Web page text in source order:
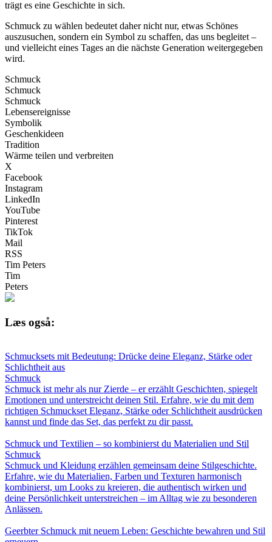
trägt es eine Geschichte in sich.
Schmuck zu wählen bedeutet daher nicht nur, etwas Schönes
auszusuchen, sondern ein Symbol zu schaffen, das uns begleitet –
und vielleicht eines Tages an die nächste Generation weitergegeben
wird.
Schmuck
Schmuck
Schmuck
Lebensereignisse
Symbolik
Geschenkideen
Tradition
Wärme teilen und verbreiten
X
Facebook
Instagram
LinkedIn
YouTube
Pinterest
TikTok
Mail
RSS
Tim Peters
Tim
Peters
Læs også:
Schmucksets mit Bedeutung: Drücke deine Eleganz, Stärke oder
Schlichtheit aus
Schmuck
Schmuck ist mehr als nur Zierde – er erzählt Geschichten, spiegelt
Emotionen und unterstreicht deinen Stil. Erfahre, wie du mit dem
richtigen Schmuckset Eleganz, Stärke oder Schlichtheit ausdrücken
kannst und finde das Set, das perfekt zu dir passt.
Schmuck und Textilien – so kombinierst du Materialien und Stil
Schmuck
Schmuck und Kleidung erzählen gemeinsam deine Stilgeschichte.
Erfahre, wie du Materialien, Farben und Texturen harmonisch
kombinierst, um Looks zu kreieren, die authentisch wirken und
deine Persönlichkeit unterstreichen – im Alltag wie zu besonderen
Anlässen.
Geerbter Schmuck mit neuem Leben: Geschichte bewahren und Stil